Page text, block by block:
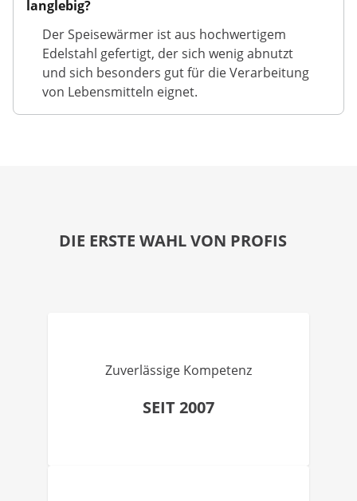
langlebig?
Der Speisewärmer ist aus hochwertigem
Edelstahl gefertigt, der sich wenig abnutzt
und sich besonders gut für die Verarbeitung
von Lebensmitteln eignet.
DIE ERSTE WAHL VON PROFIS
Zuverlässige Kompetenz
SEIT 2007